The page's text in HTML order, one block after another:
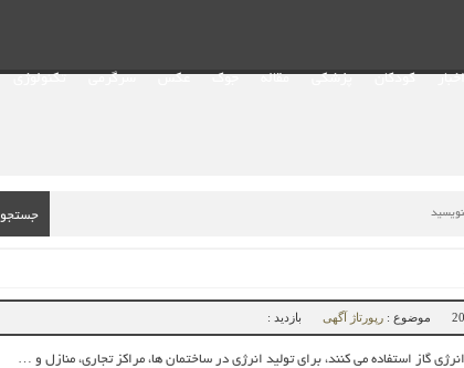
جستجو
موضوع : رپورتاژ آگهی بازدید :
گاز استفاده می کنند، برای تولید انرژی در ساختمان ها، مراکز تجاری، منازل و …